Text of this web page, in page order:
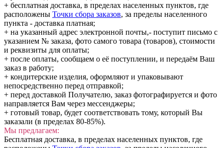
+ бесплатная доставка, в пределах населенных пунктов, где
расположены Точки сбора заказов, за пределы населенного
пункта - доставка платная;
+ на указанный адрес электронной почты,- поступит письмо с
указанием № заказа, фото самого товара (товаров), стоимости
и реквизиты для оплаты;
+ после оплаты, сообщаем о её поступлении, и передаём Ваш
заказ в работу;
+ кондитерские изделия, оформляют и упаковывают
непосредственно перед отправкой;
+ перед доставкой Получателю, заказ фотографируется и фото
направляется Вам через мессенджеры;
+ готовый товар, будет соответствовать тому, который Вы
заказали (в пределах 80-85%).
Мы предлагаем:
Бесплатная доставка, в пределах населенных пунктов, где